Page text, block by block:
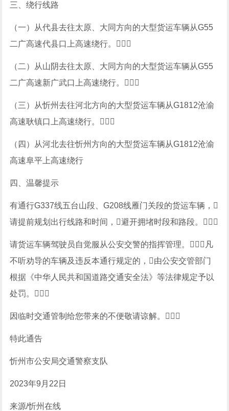
三、绕行线路
（一）从代县去往太原、大同方向的大型货运车辆从G55
二广高速代县口上高速绕行。
（二）从山阴去往太原、大同方向的大型货运车辆从G55
二广高速新广武口上高速绕行。
（三）从忻州去往河北方向的大型货运车辆从G1812沧渝
高速耿镇口上高速绕行。
（四）从河北去往忻州方向的大型货运车辆从G1812沧渝
高速阜平上高速绕行
四、温馨提示
有通行G337线五台山段、G208线雁门关段的货运车辆，
请提前规划出行线路和时间，避开拥堵时段和路段。
请货运车辆驾驶员自觉服从公安交警的指挥管理。凡
不听劝导的车辆及违反本通行规定的，由公安交管部门
根据《中华人民共和国道路交通安全法》等法律规定予以
处罚。
因临时交通管制给您带来的不便敬请谅解。
特此通告
忻州市公安局交通警察支队
2023年9月22日
来源/忻州在线